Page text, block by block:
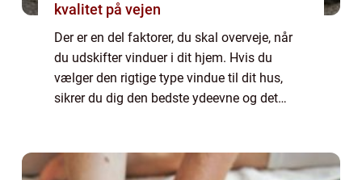
kvalitet på vejen
Der er en del faktorer, du skal overveje, når
du udskifter vinduer i dit hjem. Hvis du
vælger den rigtige type vindue til dit hus,
sikrer du dig den bedste ydeevne og det